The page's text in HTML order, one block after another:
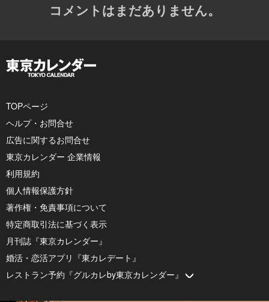
コメントはまだありません。
TOPページ
ヘルプ・お問合せ
広告に関するお問合せ
東京カレンダー 企業情報
利用規約
個人情報保護方針
著作権・免責事項について
特定商取引法に基づく表示
月刊誌『東京カレンダー』
婚活・恋活アプリ『東カレデート』
レストラン予約『グルカレby東京カレンダー』